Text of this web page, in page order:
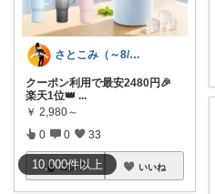
10,000件以上
さとこみ（～8/4 感謝🙏）
クーポン利用で最安2480円🎉
楽天1位👑 ...
￥ 2,980～
0 0 33
コレ いいね